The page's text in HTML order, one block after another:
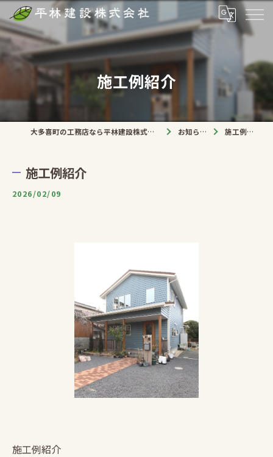
施工例紹介
大多喜町の工務店なら平林建設株式会社 お知らせ 施工例紹介
施工例紹介
2026/02/09
施工例紹介